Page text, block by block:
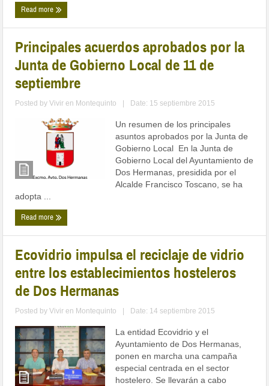
Read more
Principales acuerdos aprobados por la
Junta de Gobierno Local de 11 de
septiembre
Posted byVivir en Montequinto Date: 15 septiembre 2015
Un resumen de los principales
asuntos aprobados por la Junta de
Gobierno Local En la Junta de
Gobierno Local del Ayuntamiento de
Dos Hermanas, presidida por el
Alcalde Francisco Toscano, se ha
adopta ...
Read more
Ecovidrio impulsa el reciclaje de vidrio
entre los establecimientos hosteleros
de Dos Hermanas
Posted byVivir en Montequinto Date: 14 septiembre 2015
La entidad Ecovidrio y el
Ayuntamiento de Dos Hermanas,
ponen en marcha una campaña
especial centrada en el sector
hostelero. Se llevarán a cabo